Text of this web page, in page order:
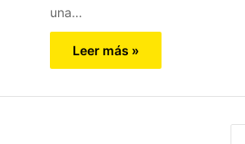
una…
Leer más »